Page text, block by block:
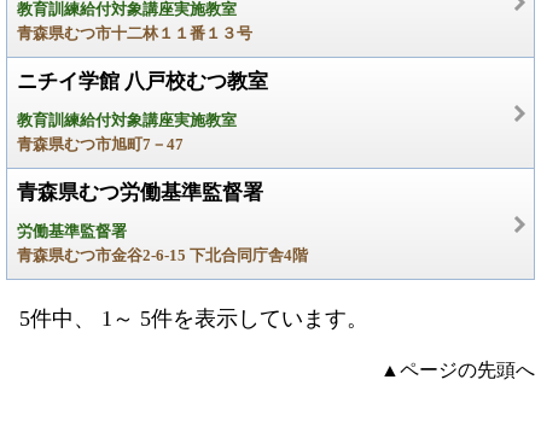
教育訓練給付対象講座実施教室
青森県むつ市十二林１１番１３号
ニチイ学館 八戸校むつ教室
教育訓練給付対象講座実施教室
青森県むつ市旭町7－47
青森県むつ労働基準監督署
労働基準監督署
青森県むつ市金谷2-6-15 下北合同庁舎4階
5件中、 1～ 5件を表示しています。
▲ページの先頭へ